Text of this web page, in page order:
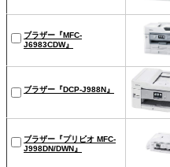
ブラザー『MFC-
J6983CDW』
ブラザー『DCP-J988N』
ブラザー『プリビオ MFC-
J998DN/DWN』